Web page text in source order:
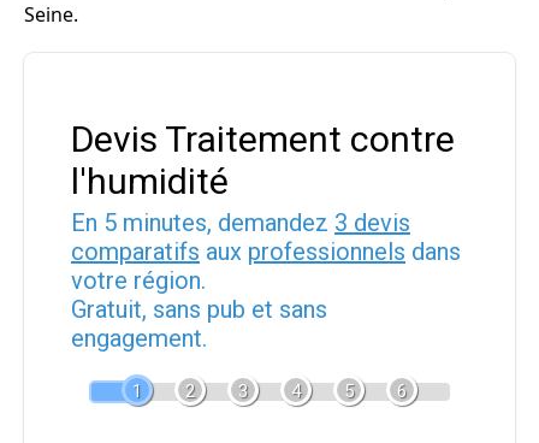
Seine.
Devis Traitement contre
l'humidité
En 5 minutes, demandez 3 devis
comparatifs aux professionnels dans
votre région.
Gratuit, sans pub et sans
engagement.
1 2 3 4 5 6